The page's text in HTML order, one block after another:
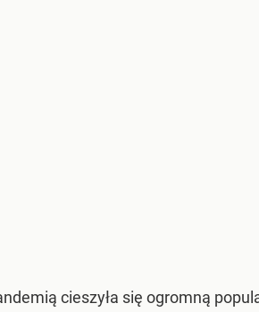
cieszyła się ogromną